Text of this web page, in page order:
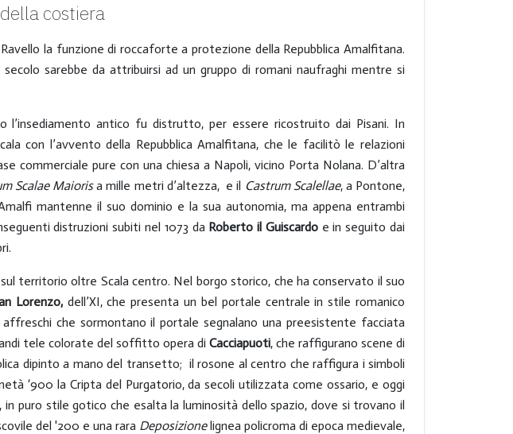
costiera
la funzione di roccaforte a protezione della Repubblica Amalfitana.
sarebbe da attribuirsi ad un gruppo di romani naufraghi mentre si
l’insediamento antico fu distrutto, per essere ricostruito dai Pisani. In
con l’avvento della Repubblica Amalfitana, che le facilitò le relazioni
commerciale pure con una chiesa a Napoli, vicino Porta Nolana. D’altra
Scalae Maiorisa mille metri d’altezza, e il Castrum Scalellae, a Pontone,
mantenne il suo dominio e la sua autonomia, ma appena entrambi
distruzioni subiti nel 1073 da Roberto il Guiscardoe in seguito dai
territorio oltre Scala centro. Nel borgo storico, che ha conservato il suo
Lorenzo, dell’XI, che presenta un bel portale centrale in stile romanico
che sormontano il portale segnalano una preesistente facciata
tele colorate del soffitto opera di Cacciapuoti, che raffigurano scene di
dipinto a mano del transetto; il rosone al centro che raffigura i simboli
‘900 la Cripta del Purgatorio, da secoli utilizzata come ossario, e oggi
puro stile gotico che esalta la luminosità dello spazio, dove si trovano il
del '200 e una rara Deposizionelignea policroma di epoca medievale,